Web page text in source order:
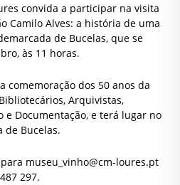
convida a participar na visita
Camilo Alves: a história de uma
de Bucelas, que se
às 11 horas.
comemoração dos 50 anos da
Arquivistas,
e Documentação, e terá lugar no
de Bucelas.
museu_vinho@cm-loures.pt
297.